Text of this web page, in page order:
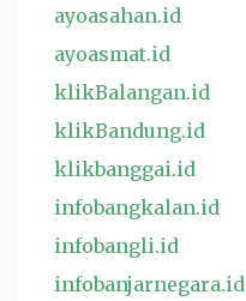
ayoasahan.id
ayoasmat.id
klikBalangan.id
klikBandung.id
klikbanggai.id
infobangkalan.id
infobangli.id
infobanjarnegara.id